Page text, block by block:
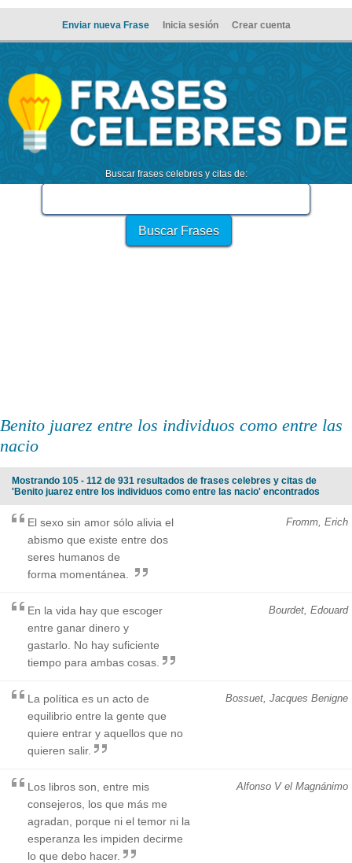
Enviar nueva Frase Inicia sesión Crear cuenta
Buscar frases celebres y citas de:
Benito juarez entre los individuos como entre las
nacio
Mostrando 105 - 112 de 931 resultados de frases celebres y citas de
'Benito juarez entre los individuos como entre las nacio' encontrados
Fromm, Erich
El sexo sin amor sólo alivia el
abismo que existe entre dos
seres humanos de
forma momentánea.
Bourdet, Edouard
En la vida hay que escoger
entre ganar dinero y
gastarlo. No hay suficiente
tiempo para ambas cosas.
Bossuet, Jacques Benigne
La política es un acto de
equilibrio entre la gente que
quiere entrar y aquellos que no
quieren salir.
Alfonso V el Magnánimo
Los libros son, entre mis
consejeros, los que más me
agradan, porque ni el temor ni la
esperanza les impiden decirme
lo que debo hacer.